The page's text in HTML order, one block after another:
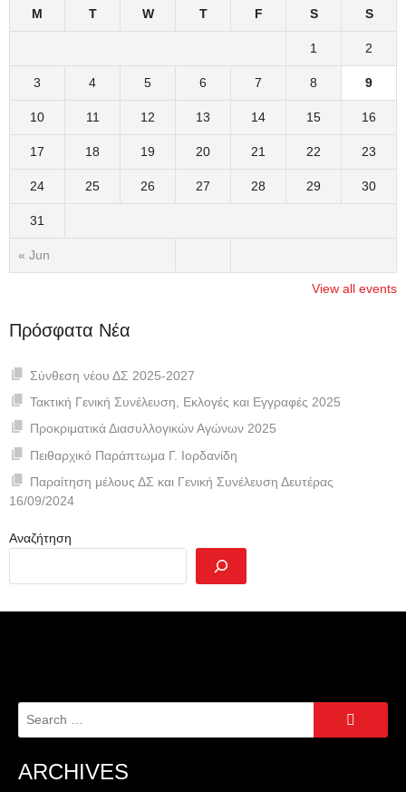
M T W T F S S
« Jun
1 2
3 4 5 6 7 8 9
10 11 12 13 14 15 16
17 18 19 20 21 22 23
24 25 26 27 28 29 30
31
View all events
Πρόσφατα Νέα
Σύνθεση νέου ΔΣ 2025-2027
Τακτική Γενική Συνέλευση, Εκλογές και Εγγραφές 2025
Προκριματικά Διασυλλογικών Αγώνων 2025
Πειθαρχικό Παράπτωμα Γ. Ιορδανίδη
Παραίτηση μέλους ΔΣ και Γενική Συνέλευση Δευτέρας
16/09/2024
Αναζήτηση
ARCHIVES